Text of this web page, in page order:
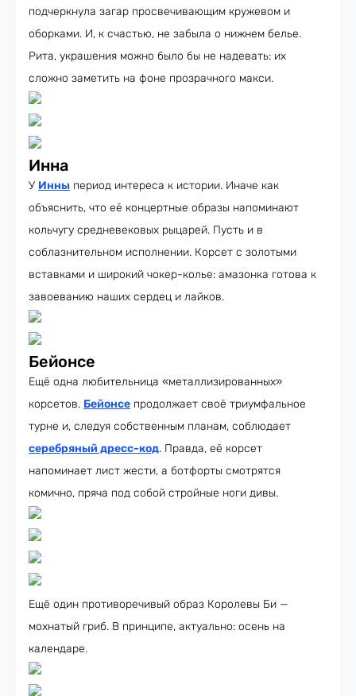
подчеркнула загар просвечивающим кружевом и
оборками. И, к счастью, не забыла о нижнем белье.
Рита, украшения можно было бы не надевать: их
сложно заметить на фоне прозрачного макси.
Инна
У Инны период интереса к истории. Иначе как
объяснить, что её концертные образы напоминают
кольчугу средневековых рыцарей. Пусть и в
соблазнительном исполнении. Корсет с золотыми
вставками и широкий чокер-колье: амазонка готова к
завоеванию наших сердец и лайков.
Бейонсе
Ещё одна любительница «металлизированных»
корсетов. Бейонсе продолжает своё триумфальное
турне и, следуя собственным планам, соблюдает
серебряный дресс-код. Правда, её корсет
напоминает лист жести, а ботфорты смотрятся
комично, пряча под собой стройные ноги дивы.
Ещё один противоречивый образ Королевы Би —
мохнатый гриб. В принципе, актуально: осень на
календаре.